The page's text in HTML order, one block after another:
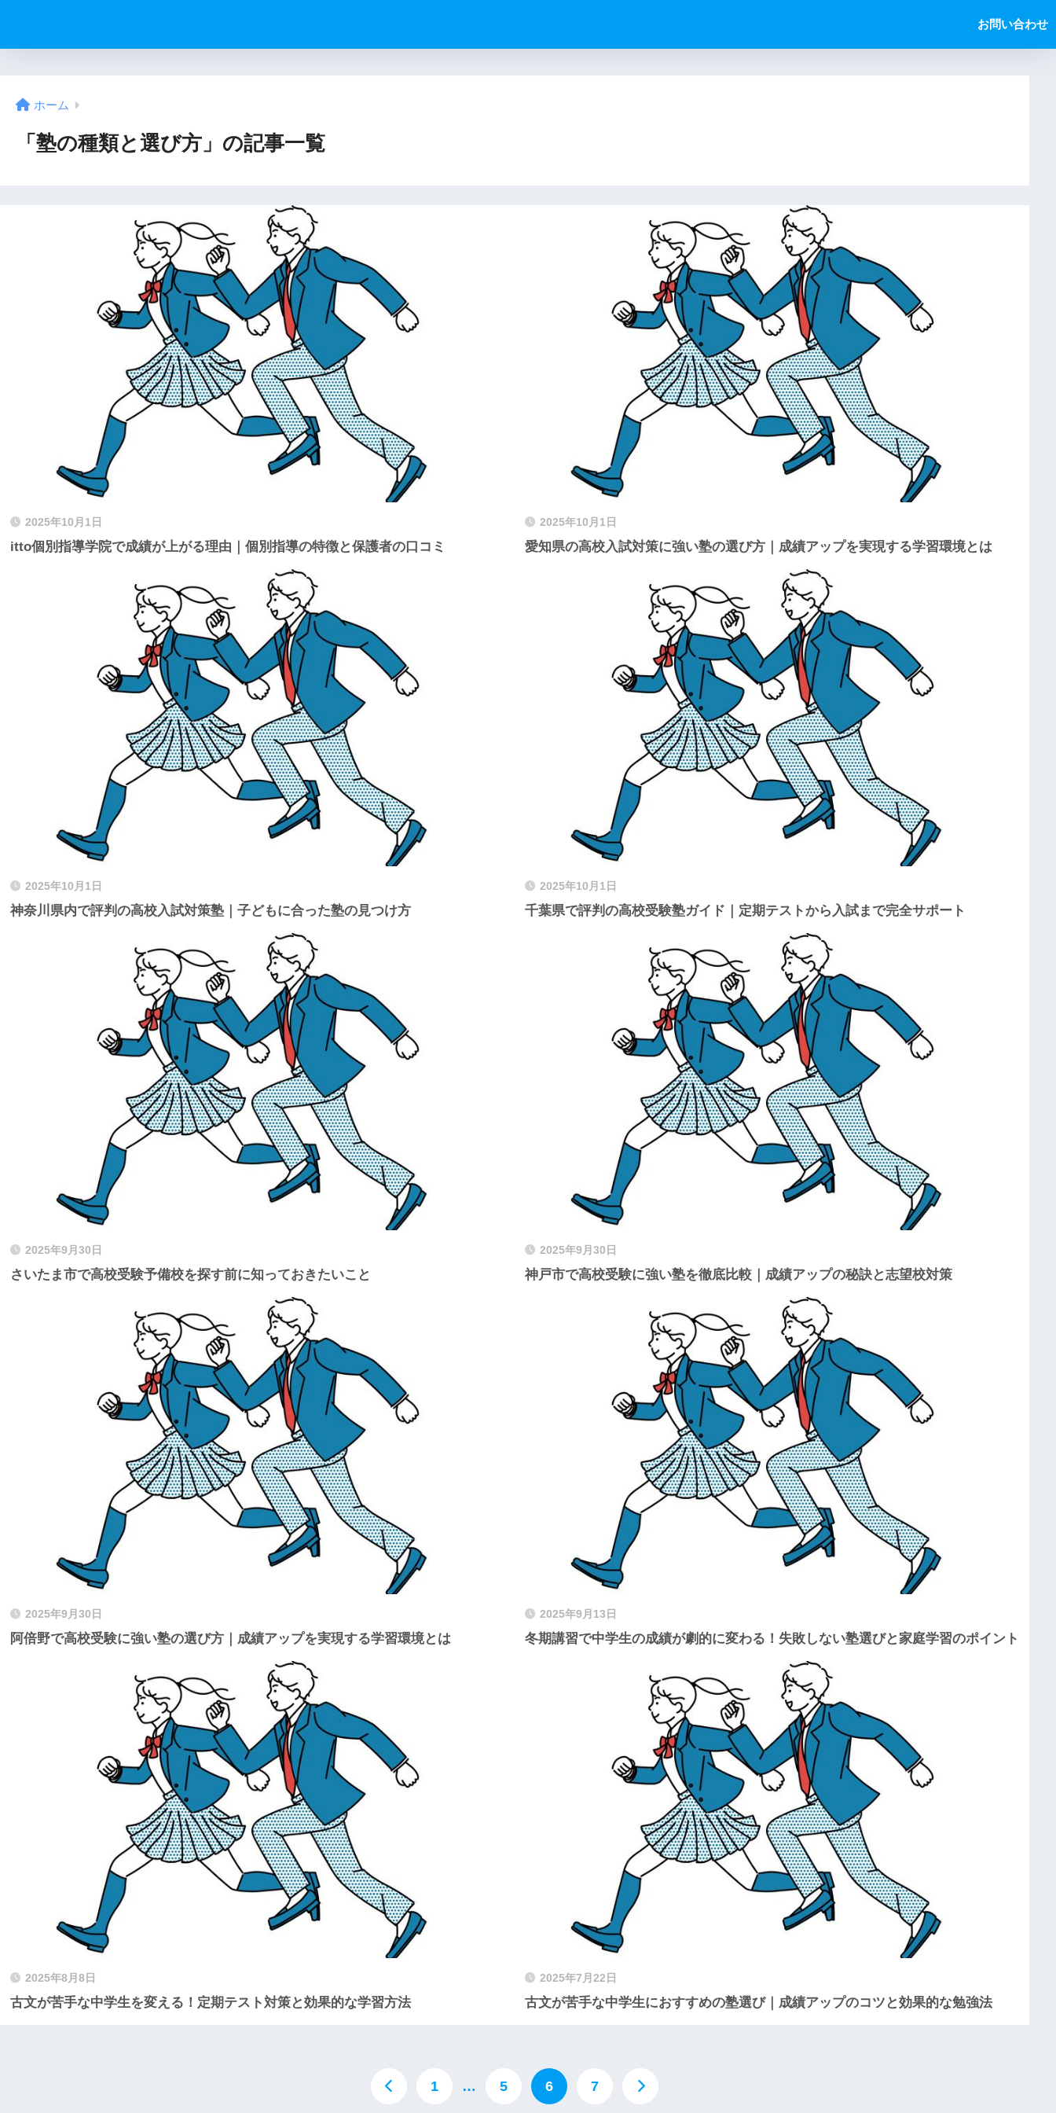
お問い合わせ
ホーム
「塾の種類と選び方」の記事一覧
2025年10月1日
itto個別指導学院で成績が上がる理由｜個別指導の特徴と保護者の口コミ
2025年10月1日
愛知県の高校入試対策に強い塾の選び方｜成績アップを実現する学習環境とは
2025年10月1日
神奈川県内で評判の高校入試対策塾｜子どもに合った塾の見つけ方
2025年10月1日
千葉県で評判の高校受験塾ガイド｜定期テストから入試まで完全サポート
2025年9月30日
さいたま市で高校受験予備校を探す前に知っておきたいこと
2025年9月30日
神戸市で高校受験に強い塾を徹底比較｜成績アップの秘訣と志望校対策
2025年9月30日
阿倍野で高校受験に強い塾の選び方｜成績アップを実現する学習環境とは
2025年9月13日
冬期講習で中学生の成績が劇的に変わる！失敗しない塾選びと家庭学習のポイント
2025年8月8日
古文が苦手な中学生を変える！定期テスト対策と効果的な学習方法
2025年7月22日
古文が苦手な中学生におすすめの塾選び｜成績アップのコツと効果的な勉強法
1 … 5 6 7